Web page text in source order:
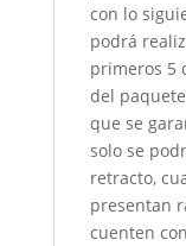
con lo
podrá
primeros 5
del
que se
solo se
retracto,
presentan
cuenten